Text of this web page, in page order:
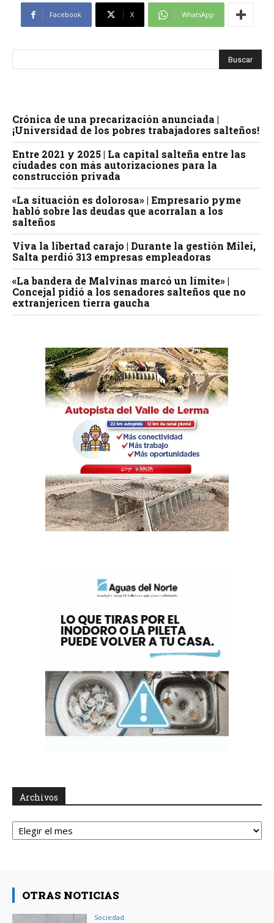
Facebook X WhatsApp
Crónica de una precarización anunciada |
¡Universidad de los pobres trabajadores salteños!
Entre 2021 y 2025 | La capital salteña entre las
ciudades con más autorizaciones para la
construcción privada
«La situación es dolorosa» | Empresario pyme
habló sobre las deudas que acorralan a los
salteños
Viva la libertad carajo | Durante la gestión Milei,
Salta perdió 313 empresas empleadoras
«La bandera de Malvinas marcó un límite» |
Concejal pidió a los senadores salteños que no
extranjericen tierra gaucha
Archivos
Archivos
OTRAS NOTICIAS
Sociedad